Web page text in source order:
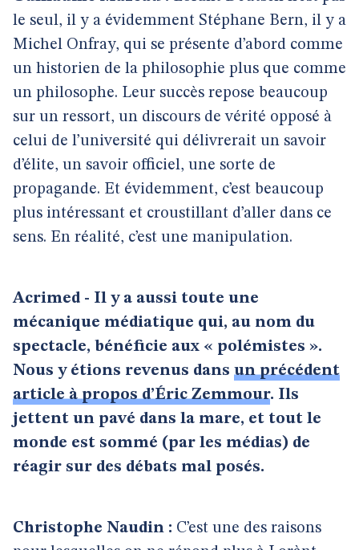
le seul, il y a évidemment Stéphane Bern, il y a
Michel Onfray, qui se présente d’abord comme
un historien de la philosophie plus que comme
un philosophe. Leur succès repose beaucoup
sur un ressort, un discours de vérité opposé à
celui de l’université qui délivrerait un savoir
d’élite, un savoir officiel, une sorte de
propagande. Et évidemment, c’est beaucoup
plus intéressant et croustillant d’aller dans ce
sens. En réalité, c’est une manipulation.
Acrimed - Il y a aussi toute une
mécanique médiatique qui, au nom du
spectacle, bénéficie aux « polémistes ».
Nous y étions revenus dans un précédent
article à propos d’Éric Zemmour. Ils
jettent un pavé dans la mare, et tout le
monde est sommé (par les médias) de
réagir sur des débats mal posés.
Christophe Naudin : C’est une des raisons